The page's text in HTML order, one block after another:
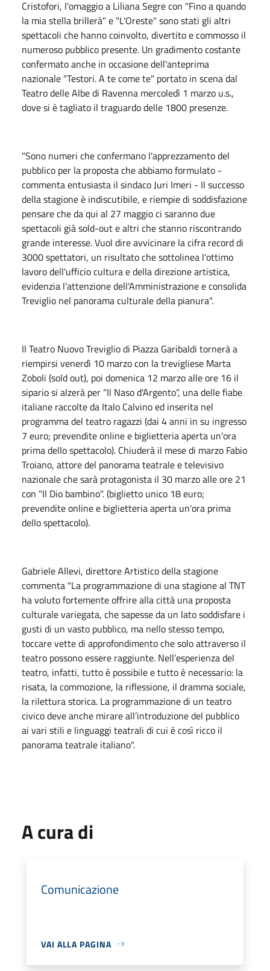
Cristofori, l'omaggio a Liliana Segre con "Fino a quando
la mia stella brillerà" e "L'Oreste" sono stati gli altri
spettacoli che hanno coinvolto, divertito e commosso il
numeroso pubblico presente. Un gradimento costante
confermato anche in occasione dell'anteprima
nazionale "Testori. A te come te" portato in scena dal
Teatro delle Albe di Ravenna mercoledì 1 marzo u.s.,
dove si è tagliato il traguardo delle 1800 presenze.
"Sono numeri che confermano l'apprezzamento del
pubblico per la proposta che abbiamo formulato -
commenta entusiasta il sindaco Juri Imeri - Il successo
della stagione è indiscutibile, e riempie di soddisfazione
pensare che da qui al 27 maggio ci saranno due
spettacoli già sold-out e altri che stanno riscontrando
grande interesse. Vuol dire avvicinare la cifra record di
3000 spettatori, un risultato che sottolinea l'ottimo
lavoro dell'ufficio cultura e della direzione artistica,
evidenzia l'attenzione dell'Amministrazione e consolida
Treviglio nel panorama culturale della pianura".
Il Teatro Nuovo Treviglio di Piazza Garibaldi tornerà a
riempirsi venerdì 10 marzo con la trevigliese Marta
Zoboli (sold out), poi domenica 12 marzo alle ore 16 il
sipario si alzerà per “Il Naso d'Argento”, una delle fiabe
italiane raccolte da Italo Calvino ed inserita nel
programma del teatro ragazzi (dai 4 anni in su ingresso
7 euro; prevendite online e biglietteria aperta un'ora
prima dello spettacolo). Chiuderà il mese di marzo Fabio
Troiano, attore del panorama teatrale e televisivo
nazionale che sarà protagonista il 30 marzo alle ore 21
con "Il Dio bambino". (biglietto unico 18 euro;
prevendite online e biglietteria aperta un'ora prima
dello spettacolo).
Gabriele Allevi, direttore Artistico della stagione
commenta "La programmazione di una stagione al TNT
ha voluto fortemente offrire alla città una proposta
culturale variegata, che sapesse da un lato soddisfare i
gusti di un vasto pubblico, ma nello stesso tempo,
toccare vette di approfondimento che solo attraverso il
teatro possono essere raggiunte. Nell’esperienza del
teatro, infatti, tutto è possibile e tutto è necessario: la
risata, la commozione, la riflessione, il dramma sociale,
la rilettura storica. La programmazione di un teatro
civico deve anche mirare all’introduzione del pubblico
ai vari stili e linguaggi teatrali di cui è così ricco il
panorama teatrale italiano".
A cura di
Comunicazione
VAI ALLA PAGINA